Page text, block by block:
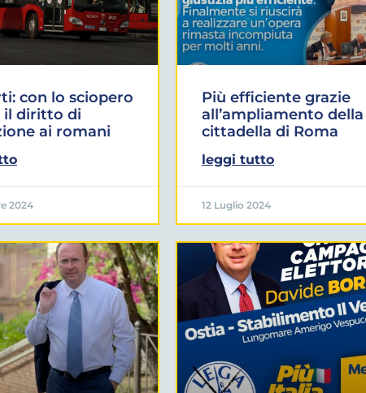
con lo sciopero
il diritto di
ai romani
2024
Più efficiente grazie
all’ampliamento della
cittadella di Roma
leggi tutto
12 Luglio 2024